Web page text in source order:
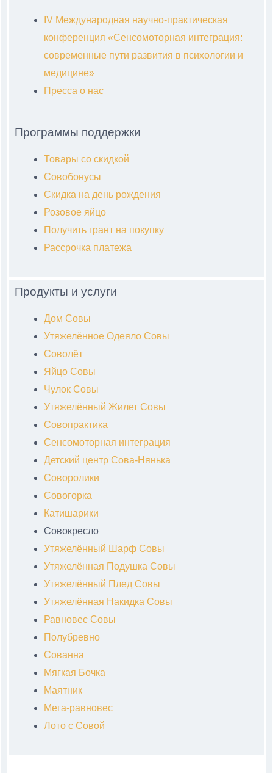
IV Международная научно-практическая
конференция «Сенсомоторная интеграция:
современные пути развития в психологии и
медицине»
Пресса о нас
Программы поддержки
Товары со скидкой
Совобонусы
Скидка на день рождения
Розовое яйцо
Получить грант на покупку
Рассрочка платежа
Продукты и услуги
Дом Совы
Утяжелённое Одеяло Совы
Соволёт
Яйцо Совы
Чулок Совы
Утяжелённый Жилет Совы
Совопрактика
Сенсомоторная интеграция
Детский центр Сова-Нянька
Соворолики
Совогорка
Катишарики
Совокресло
Утяжелённый Шарф Совы
Утяжелённая Подушка Совы
Утяжелённый Плед Совы
Утяжелённая Накидка Совы
Равновес Совы
Полубревно
Сованна
Мягкая Бочка
Маятник
Мега-равновес
Лото с Совой